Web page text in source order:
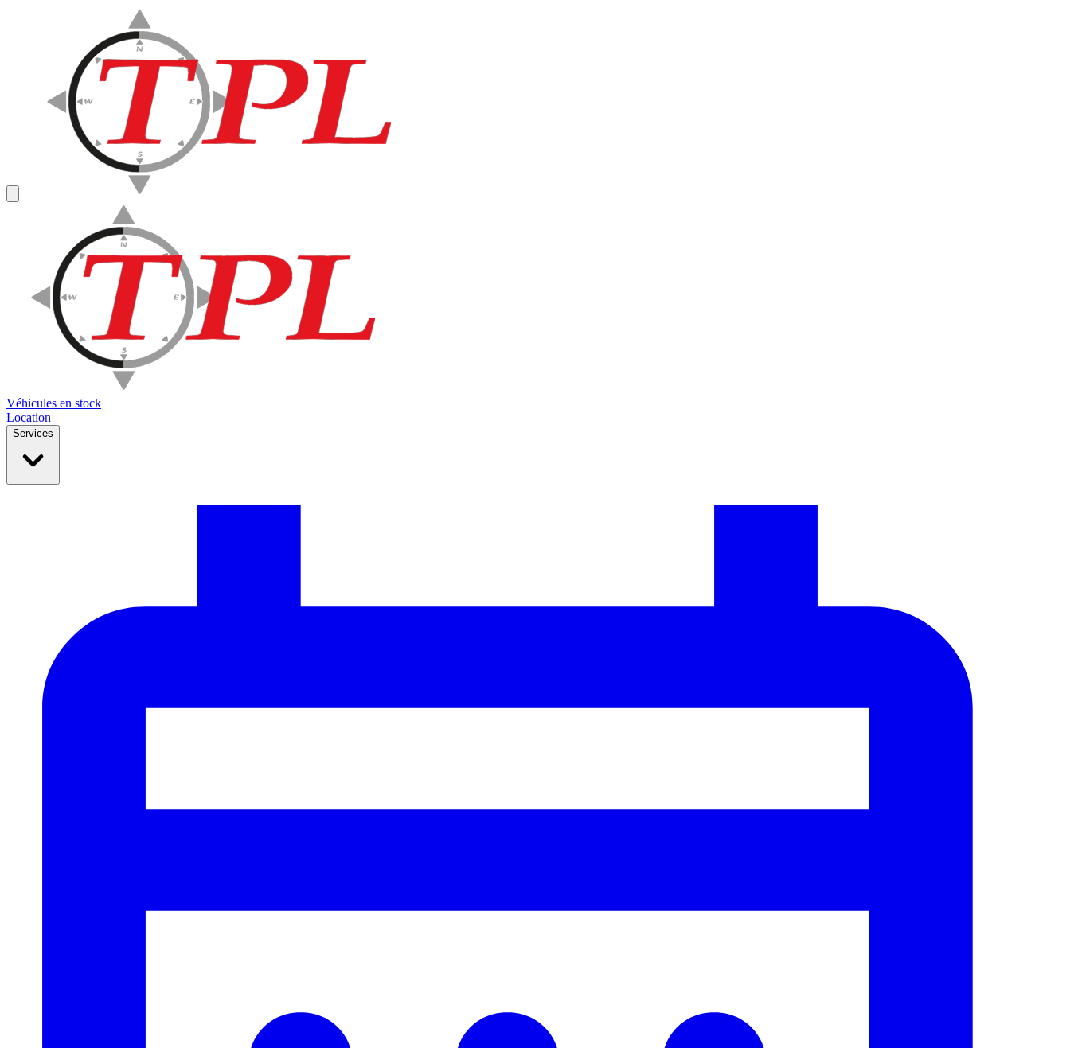
Véhicules en stock
Location
Services